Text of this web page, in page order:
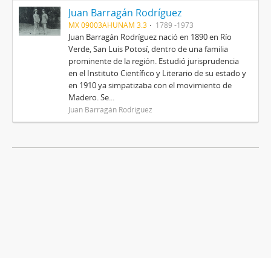
Juan Barragán Rodríguez
MX 09003AHUNAM 3.3 1789 -1973
Juan Barragán Rodríguez nació en 1890 en Río
Verde, San Luis Potosí, dentro de una familia
prominente de la región. Estudió jurisprudencia
en el Instituto Científico y Literario de su estado y
en 1910 ya simpatizaba con el movimiento de
Madero. Se...
Juan Barragán Rodríguez